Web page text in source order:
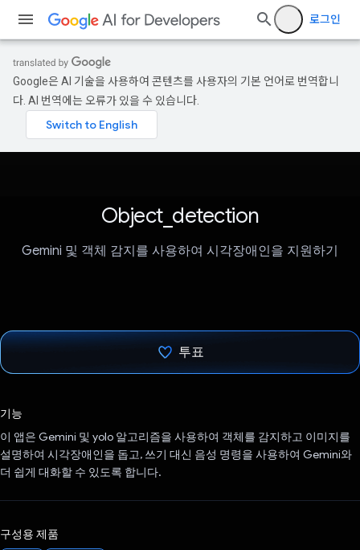
로그인
Google은 AI 기술을 사용하여 콘텐츠를 사용자의 기본 언어로 번역합니
다. AI 번역에는 오류가 있을 수 있습니다.
Object_detection
Gemini 및 객체 감지를 사용하여 시각장애인을 지원하기
투표
기능
이 앱은 Gemini 및 yolo 알고리즘을 사용하여 객체를 감지하고 이미지를
설명하여 시각장애인을 돕고, 쓰기 대신 음성 명령을 사용하여 Gemini와
더 쉽게 대화할 수 있도록 합니다.
구성용 제품